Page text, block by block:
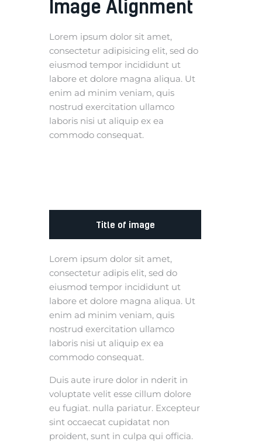
Image Alignment
Lorem ipsum dolor sit amet,
consectetur adipisicing elit, sed do
eiusmod tempor incididunt ut
labore et dolore magna aliqua. Ut
enim ad minim veniam, quis
nostrud exercitation ullamco
laboris nisi ut aliquip ex ea
commodo consequat.
Title of image
Lorem ipsum dolor sit amet,
consectetur adipis elit, sed do
eiusmod tempor incididunt ut
labore et dolore magna aliqua. Ut
enim ad minim veniam, quis
nostrud exercitation ullamco
laboris nisi ut aliquip ex ea
commodo consequat.
Duis aute irure dolor in nderit in
voluptate velit esse cillum dolore
eu fugiat. nulla pariatur. Excepteur
sint occaecat cupidatat non
proident, sunt in culpa qui officia.